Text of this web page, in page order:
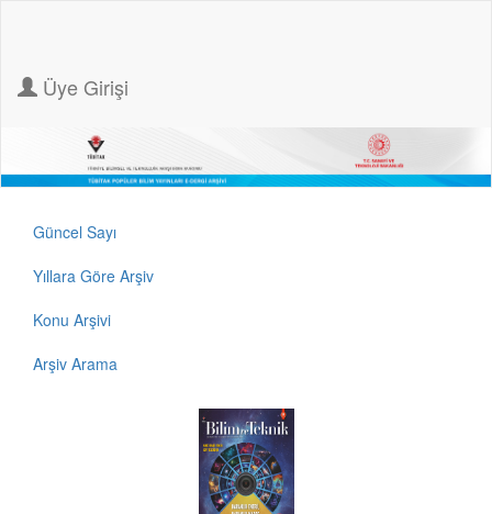
Üye Girişi
Güncel Sayı
Yıllara Göre Arşiv
Konu Arşivi
Arşiv Arama